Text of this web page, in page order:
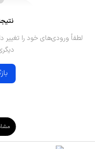
لطفاً ورودی‌های خود را تغییر